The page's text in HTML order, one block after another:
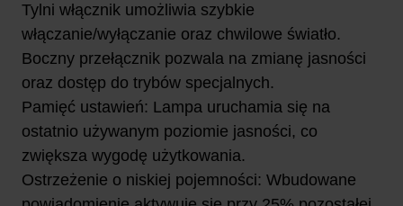
Tylni włącznik umożliwia szybkie
włączanie/wyłączanie oraz chwilowe światło.
Boczny przełącznik pozwala na zmianę jasności
oraz dostęp do trybów specjalnych.
Pamięć ustawień: Lampa uruchamia się na
ostatnio używanym poziomie jasności, co
zwiększa wygodę użytkowania.
Ostrzeżenie o niskiej pojemności: Wbudowane